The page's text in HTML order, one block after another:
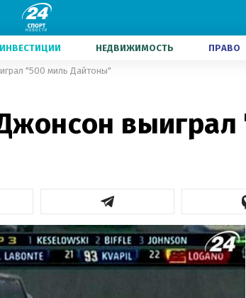
ИНВЕСТИЦИИ НЕДВИЖИМОСТЬ ПРАВО
"500 миль Дайтоны"
выиграл